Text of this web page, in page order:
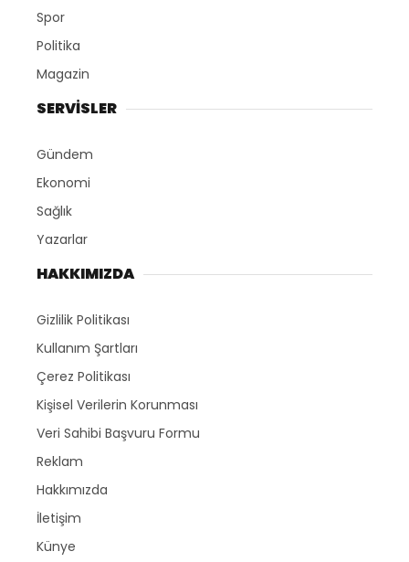
Spor
Politika
Magazin
SERVİSLER
Gündem
Ekonomi
Sağlık
Yazarlar
HAKKIMIZDA
Gizlilik Politikası
Kullanım Şartları
Çerez Politikası
Kişisel Verilerin Korunması
Veri Sahibi Başvuru Formu
Reklam
Hakkımızda
İletişim
Künye